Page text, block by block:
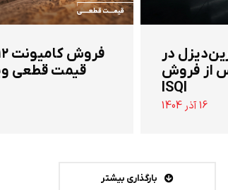
در
از فروش
ISQI
16 آذر 1404
قیمت قطعی
بارگذاری بیشتر